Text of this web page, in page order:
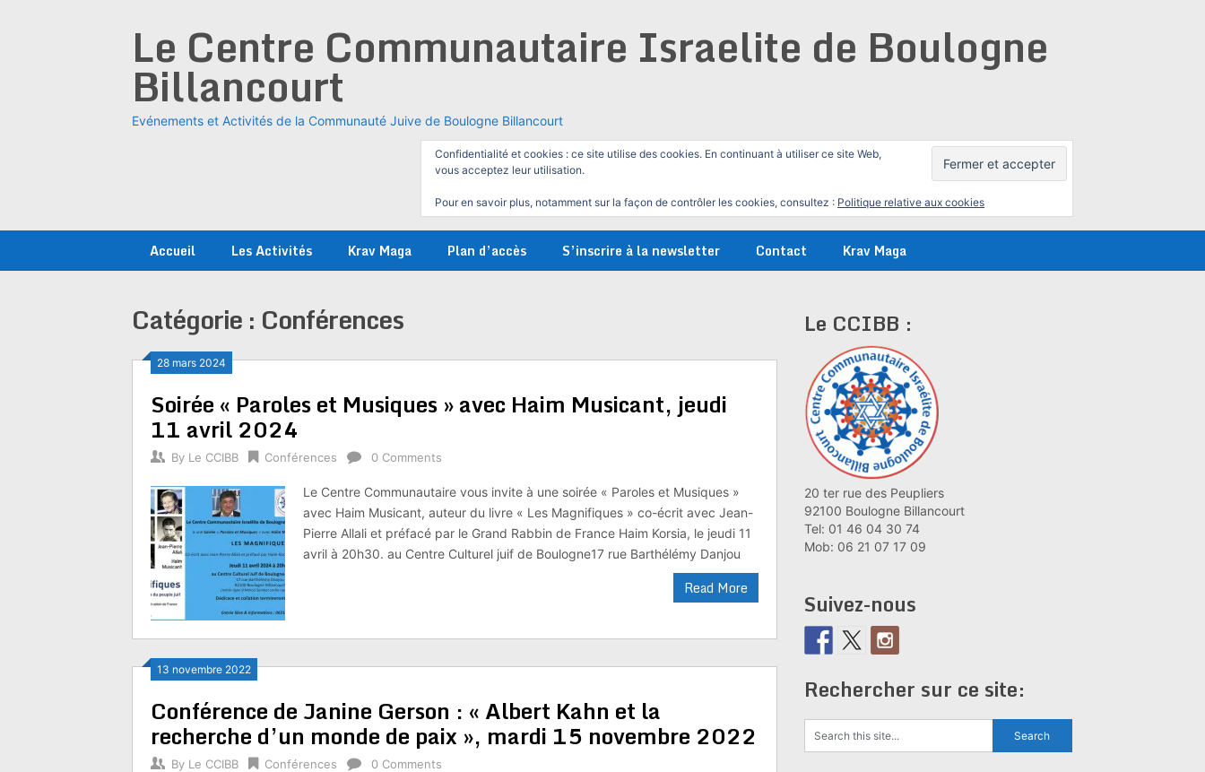
Le Centre Communautaire Israelite de Boulogne
Billancourt
Evénements et Activités de la Communauté Juive de Boulogne Billancourt
Confidentialité et cookies : ce site utilise des cookies. En continuant à utiliser ce site Web,
vous acceptez leur utilisation.
Pour en savoir plus, notamment sur la façon de contrôler les cookies, consultez : Politique relative aux cookies
Accueil Les Activités Krav Maga Plan d’accès S’inscrire à la newsletter Contact Krav Maga
Catégorie : Conférences
28 mars 2024
Soirée « Paroles et Musiques » avec Haim Musicant, jeudi
11 avril 2024
By Le CCIBB Conférences 0 Comments
Le Centre Communautaire vous invite à une soirée « Paroles et Musiques »
avec Haim Musicant, auteur du livre « Les Magnifiques » co-écrit avec Jean-
Pierre Allali et préfacé par le Grand Rabbin de France Haim Korsia, le jeudi 11
avril à 20h30. au Centre Culturel juif de Boulogne17 rue Barthélémy Danjou
Read More
13 novembre 2022
Conférence de Janine Gerson : « Albert Kahn et la
recherche d’un monde de paix », mardi 15 novembre 2022
By Le CCIBB Conférences 0 Comments
Le CCIBB :
20 ter rue des Peupliers
92100 Boulogne Billancourt
Tel: 01 46 04 30 74
Mob: 06 21 07 17 09
Suivez-nous
Rechercher sur ce site: